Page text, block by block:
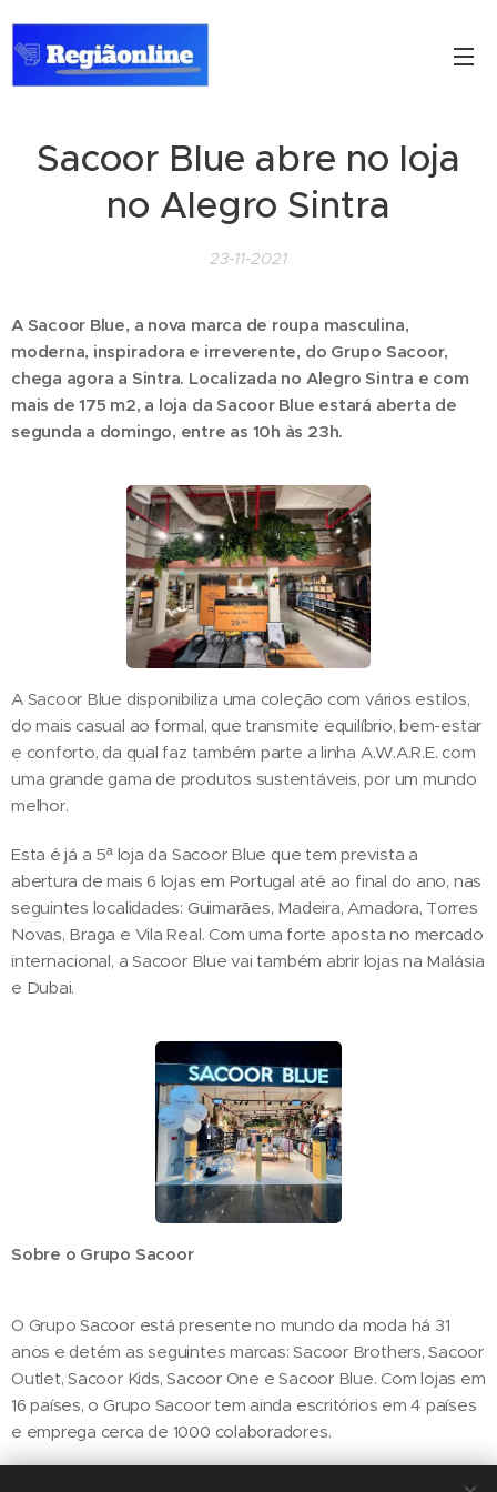
Sacoor Blue abre no loja
no Alegro Sintra
23-11-2021
A Sacoor Blue, a nova marca de roupa masculina,
moderna, inspiradora e irreverente, do Grupo Sacoor,
chega agora a Sintra. Localizada no Alegro Sintra e com
mais de 175 m2, a loja da Sacoor Blue estará aberta de
segunda a domingo, entre as 10h às 23h.
A Sacoor Blue disponibiliza uma coleção com vários estilos,
do mais casual ao formal, que transmite equilíbrio, bem-estar
e conforto, da qual faz também parte a linha A.W.A.R.E. com
uma grande gama de produtos sustentáveis, por um mundo
melhor.
Esta é já a 5ª loja da Sacoor Blue que tem prevista a
abertura de mais 6 lojas em Portugal até ao final do ano, nas
seguintes localidades: Guimarães, Madeira, Amadora, Torres
Novas, Braga e Vila Real. Com uma forte aposta no mercado
internacional, a Sacoor Blue vai também abrir lojas na Malásia
e Dubai.
Sobre o Grupo Sacoor
O Grupo Sacoor está presente no mundo da moda há 31
anos e detém as seguintes marcas: Sacoor Brothers, Sacoor
Outlet, Sacoor Kids, Sacoor One e Sacoor Blue. Com lojas em
16 países, o Grupo Sacoor tem ainda escritórios em 4 países
e emprega cerca de 1000 colaboradores.